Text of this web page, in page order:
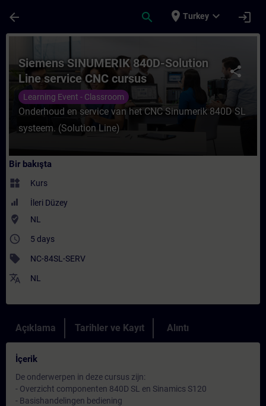
arrow_back search place Turkey expand_more login
share
Siemens SINUMERIK 840D-Solution
Line service CNC cursus
Learning Event - Classroom
Onderhoud en service van het CNC Sinumerik 840D SL
systeem. (Solution Line)
Bir bakışta
widgets Kurs
İleri Düzey
where_to_vote NL
access_time 5 days
sell NC-84SL-SERV
translate NL
Açıklama Tarihler ve Kayıt Alıntı
İçerik
De onderwerpen in deze cursus zijn:
- Overzicht componenten 840D SL en Sinamics S120
- Basishandelingen bediening